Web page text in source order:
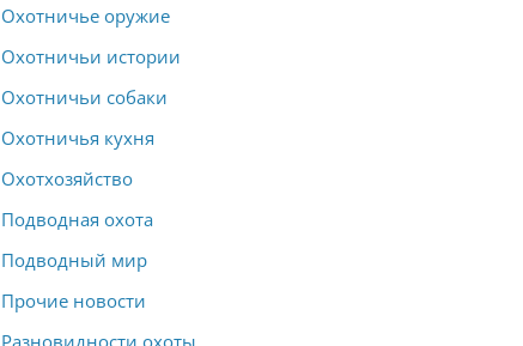
Охотничье оружие
Охотничьи истории
Охотничьи собаки
Охотничья кухня
Охотхозяйство
Подводная охота
Подводный мир
Прочие новости